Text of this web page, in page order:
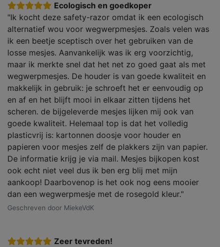
Ecologisch en goedkoper
"Ik kocht deze safety-razor omdat ik een ecologisch
alternatief wou voor wegwerpmesjes. Zoals velen was
ik een beetje sceptisch over het gebruiken van de
losse mesjes. Aanvankelijk was ik erg voorzichtig,
maar ik merkte snel dat het net zo goed gaat als met
wegwerpmesjes. De houder is van goede kwaliteit en
makkelijk in gebruik: je schroeft het er eenvoudig op
en af en het blijft mooi in elkaar zitten tijdens het
scheren. de bijgeleverde mesjes lijken mij ook van
goede kwaliteit. Helemaal top is dat het volledig
plasticvrij is: kartonnen doosje voor houder en
papieren voor mesjes zelf de plakkers zijn van papier.
De informatie krijg je via mail. Mesjes bijkopen kost
ook echt niet veel dus ik ben erg blij met mijn
aankoop! Daarbovenop is het ook nog eens mooier
dan een wegwerpmesje met de rosegold kleur."
Geschreven door MiekeVdK
Zeer tevreden!